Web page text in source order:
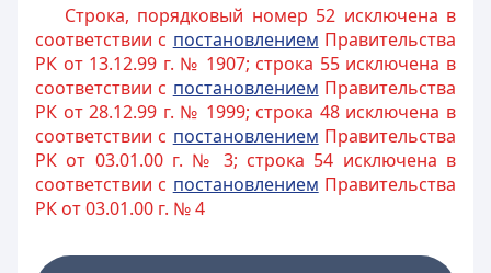
Строка, порядковый номер 52 исключена в
соответствии с постановлением Правительства
РК от 13.12.99 г. № 1907; строка 55 исключена в
соответствии с постановлением Правительства
РК от 28.12.99 г. № 1999; строка 48 исключена в
соответствии с постановлением Правительства
РК от 03.01.00 г. № 3; строка 54 исключена в
соответствии с постановлением Правительства
РК от 03.01.00 г. № 4